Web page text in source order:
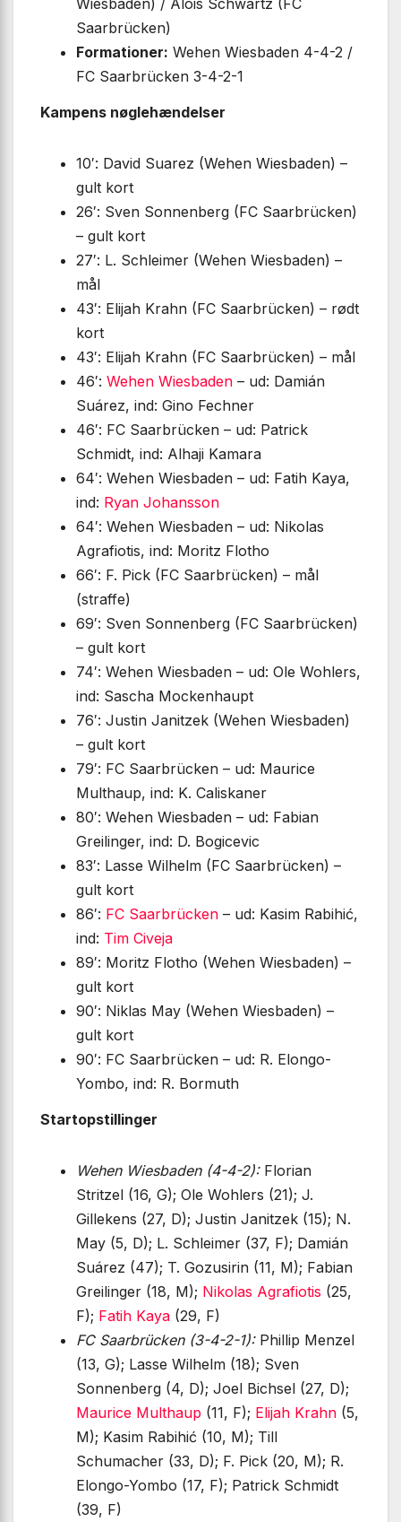
Wiesbaden) / Alois Schwartz (FC
Saarbrücken)
Formationer: Wehen Wiesbaden 4-4-2 /
FC Saarbrücken 3-4-2-1
Kampens nøglehændelser
10′: David Suarez (Wehen Wiesbaden) –
gult kort
26′: Sven Sonnenberg (FC Saarbrücken)
– gult kort
27′: L. Schleimer (Wehen Wiesbaden) –
mål
43′: Elijah Krahn (FC Saarbrücken) – rødt
kort
43′: Elijah Krahn (FC Saarbrücken) – mål
46′: Wehen Wiesbaden – ud: Damián
Suárez, ind: Gino Fechner
46′: FC Saarbrücken – ud: Patrick
Schmidt, ind: Alhaji Kamara
64′: Wehen Wiesbaden – ud: Fatih Kaya,
ind: Ryan Johansson
64′: Wehen Wiesbaden – ud: Nikolas
Agrafiotis, ind: Moritz Flotho
66′: F. Pick (FC Saarbrücken) – mål
(straffe)
69′: Sven Sonnenberg (FC Saarbrücken)
– gult kort
74′: Wehen Wiesbaden – ud: Ole Wohlers,
ind: Sascha Mockenhaupt
76′: Justin Janitzek (Wehen Wiesbaden)
– gult kort
79′: FC Saarbrücken – ud: Maurice
Multhaup, ind: K. Caliskaner
80′: Wehen Wiesbaden – ud: Fabian
Greilinger, ind: D. Bogicevic
83′: Lasse Wilhelm (FC Saarbrücken) –
gult kort
86′: FC Saarbrücken – ud: Kasim Rabihić,
ind: Tim Civeja
89′: Moritz Flotho (Wehen Wiesbaden) –
gult kort
90′: Niklas May (Wehen Wiesbaden) –
gult kort
90′: FC Saarbrücken – ud: R. Elongo-
Yombo, ind: R. Bormuth
Startopstillinger
Wehen Wiesbaden (4-4-2):Florian
Stritzel (16, G); Ole Wohlers (21); J.
Gillekens (27, D); Justin Janitzek (15); N.
May (5, D); L. Schleimer (37, F); Damián
Suárez (47); T. Gozusirin (11, M); Fabian
Greilinger (18, M); Nikolas Agrafiotis (25,
F); Fatih Kaya (29, F)
FC Saarbrücken (3-4-2-1):Phillip Menzel
(13, G); Lasse Wilhelm (18); Sven
Sonnenberg (4, D); Joel Bichsel (27, D);
Maurice Multhaup (11, F); Elijah Krahn (5,
M); Kasim Rabihić (10, M); Till
Schumacher (33, D); F. Pick (20, M); R.
Elongo-Yombo (17, F); Patrick Schmidt
(39, F)